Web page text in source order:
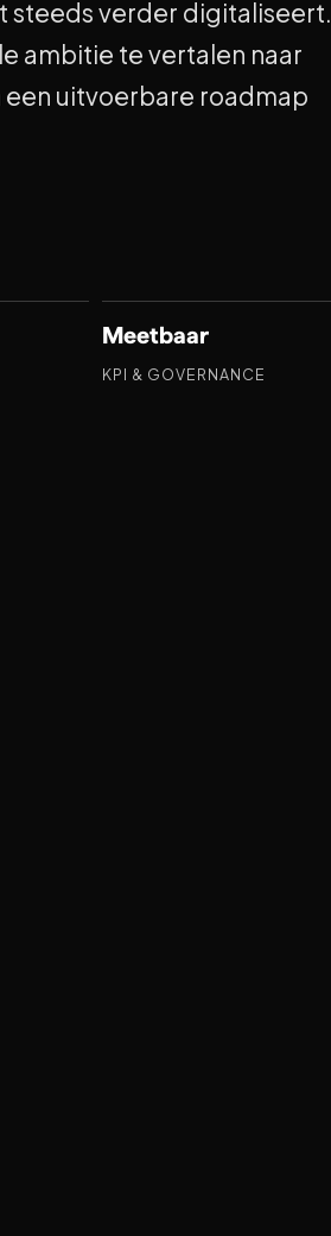
steeds verder digitaliseert.
ambitie te vertalen naar
uitvoerbare roadmap
Meetbaar
KPI & GOVERNANCE